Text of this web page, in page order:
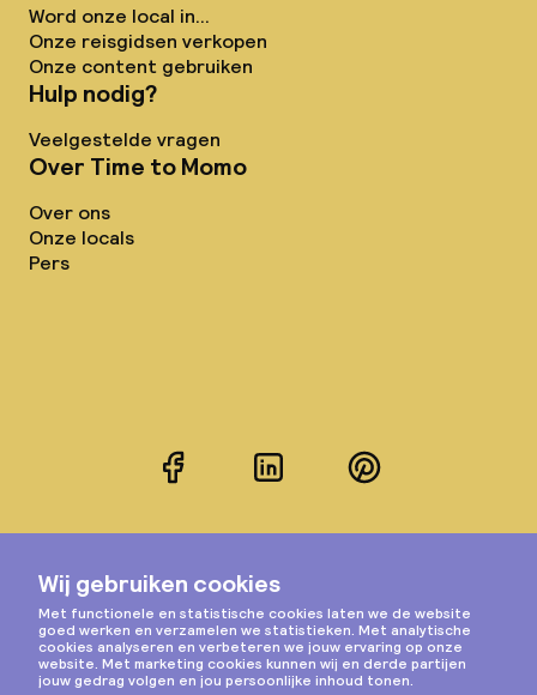
Word onze local in...
Onze reisgidsen verkopen
Onze content gebruiken
Hulp nodig?
Veelgestelde vragen
Over Time to Momo
Over ons
Onze locals
Pers
FacebookLinkedInPinterest
Instagram